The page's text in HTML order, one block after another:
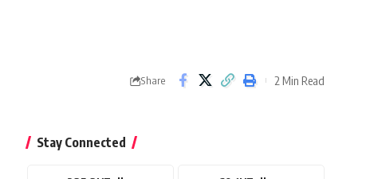
Share 2 Min Read
Stay Connected